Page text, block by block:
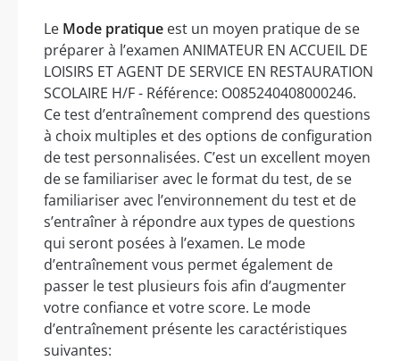
Le Mode pratique est un moyen pratique de se
préparer à l’examen ANIMATEUR EN ACCUEIL DE
LOISIRS ET AGENT DE SERVICE EN RESTAURATION
SCOLAIRE H/F - Référence: O085240408000246.
Ce test d’entraînement comprend des questions
à choix multiples et des options de configuration
de test personnalisées. C’est un excellent moyen
de se familiariser avec le format du test, de se
familiariser avec l’environnement du test et de
s’entraîner à répondre aux types de questions
qui seront posées à l’examen. Le mode
d’entraînement vous permet également de
passer le test plusieurs fois afin d’augmenter
votre confiance et votre score. Le mode
d’entraînement présente les caractéristiques
suivantes: